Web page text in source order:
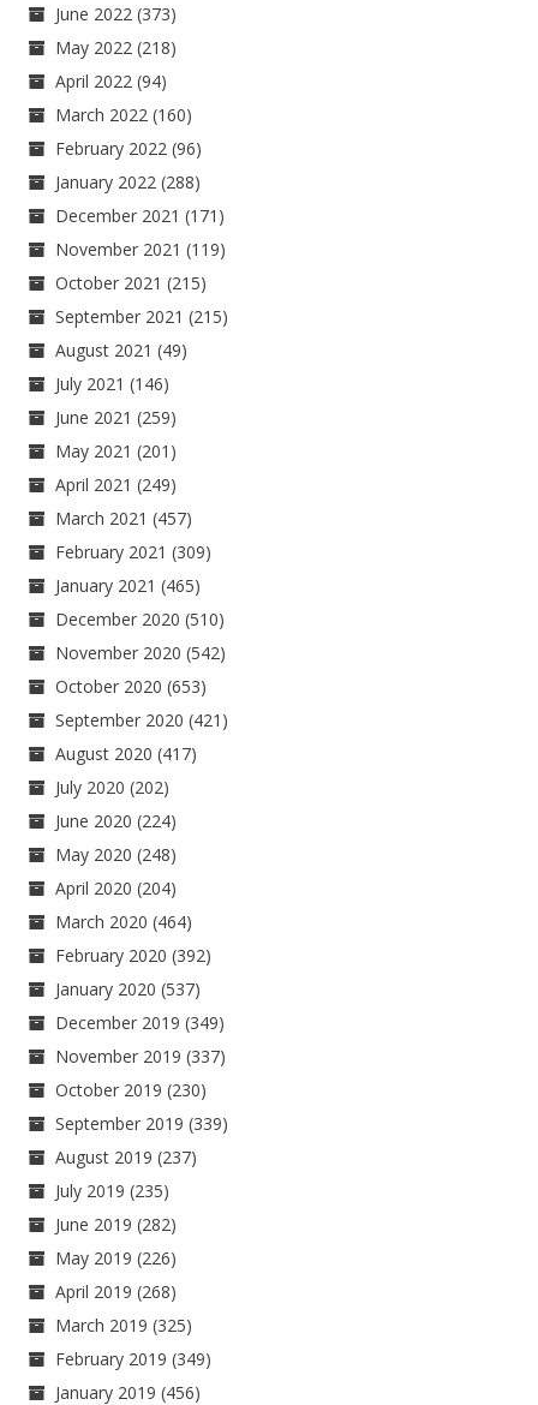
June 2022 (373)
May 2022 (218)
April 2022 (94)
March 2022 (160)
February 2022 (96)
January 2022 (288)
December 2021 (171)
November 2021 (119)
October 2021 (215)
September 2021 (215)
August 2021 (49)
July 2021 (146)
June 2021 (259)
May 2021 (201)
April 2021 (249)
March 2021 (457)
February 2021 (309)
January 2021 (465)
December 2020 (510)
November 2020 (542)
October 2020 (653)
September 2020 (421)
August 2020 (417)
July 2020 (202)
June 2020 (224)
May 2020 (248)
April 2020 (204)
March 2020 (464)
February 2020 (392)
January 2020 (537)
December 2019 (349)
November 2019 (337)
October 2019 (230)
September 2019 (339)
August 2019 (237)
July 2019 (235)
June 2019 (282)
May 2019 (226)
April 2019 (268)
March 2019 (325)
February 2019 (349)
January 2019 (456)